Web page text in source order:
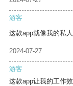
游客
这款app就像我的私
2024-07-27
游客
这款app让我的工作